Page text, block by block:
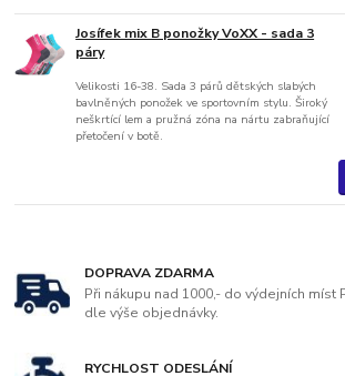
Josífek mix B ponožky VoXX - sada 3
páry
Velikosti 16-38. Sada 3 párů dětských slabých
bavlněných ponožek ve sportovním stylu. Široký
neškrtící lem a pružná zóna na nártu zabraňující
přetočení v botě.
DOPRAVA ZDARMA
Při nákupu nad 1000,- do výdejních míst
dle výše objednávky.
RYCHLOST ODESLÁNÍ